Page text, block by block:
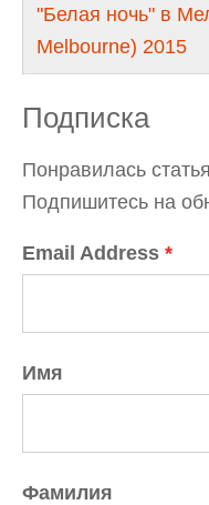
"Белая ночь" в
Melbourne) 2015
Подписка
Понравилась
Подпишитесь на
Email Address *
Имя
Фамилия